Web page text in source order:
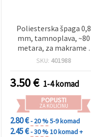
Poliesterska špaga 0,8
mm, tamnoplava, ~80
metara, za makrame i
izradu nakita
SKU: 401988
3.50€ 1-4 komad
POPUSTI
ZA KOLIČINU
2.80 €- 20 %5-9 komad
2.45 €- 30 %10 komad +